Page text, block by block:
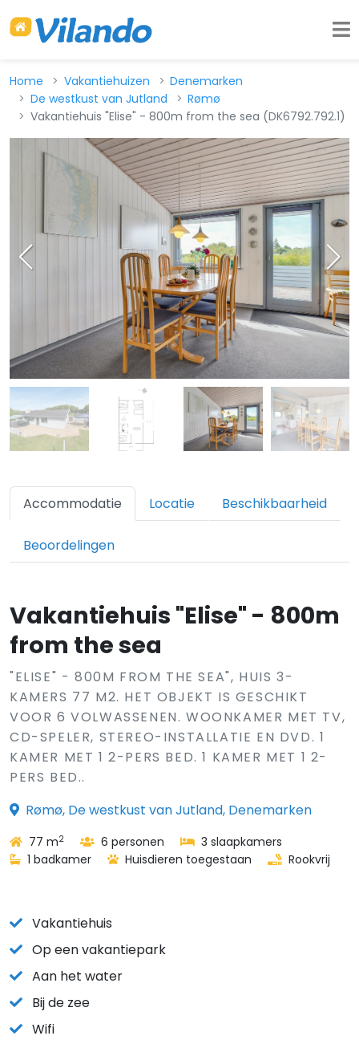
Home Vakantiehuizen
Denemarken
De westkust van Jutland
Rømø
Vakantiehuis "Elise" - 800m from the sea (DK6792.792.1)
Accommodatie Locatie Beschikbaarheid
Beoordelingen
Vakantiehuis "Elise" - 800m
from the sea
"ELISE" - 800M FROM THE SEA", HUIS 3-
KAMERS 77 M2. HET OBJEKT IS GESCHIKT
VOOR 6 VOLWASSENEN. WOONKAMER MET TV,
CD-SPELER, STEREO-INSTALLATIE EN DVD. 1
KAMER MET 1 2-PERS BED. 1 KAMER MET 1 2-
PERS BED..
Rømø, De westkust van Jutland, Denemarken
77 m2 6 personen
3 slaapkamers
1 badkamer
Huisdieren toegestaan Rookvrij
Vakantiehuis
Op een vakantiepark
Aan het water
Bij de zee
Wifi